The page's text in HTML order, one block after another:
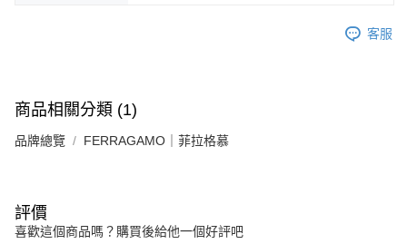
客服
商品相關分類 (1)
品牌總覽 FERRAGAMO｜菲拉格慕
評價
喜歡這個商品嗎？購買後給他一個好評吧